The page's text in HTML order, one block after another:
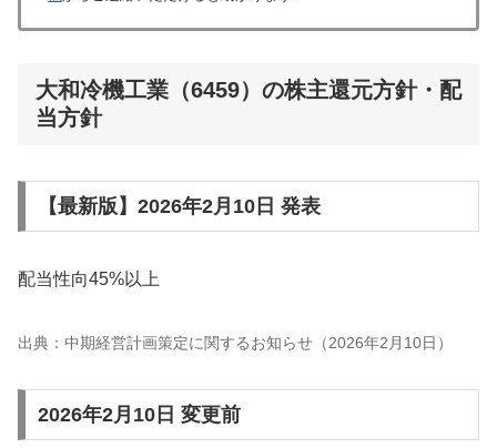
大和冷機工業（6459）の株主還元方針・配
当方針
【最新版】2026年2月10日 発表
配当性向45%以上
出典：中期経営計画策定に関するお知らせ（2026年2月10日）
2026年2月10日 変更前